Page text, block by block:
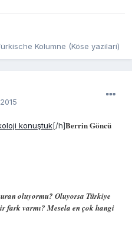
Kolumne (Köse yazilari)
konuştuk[/h]Berrin Göncü
oluyormu? Oluyorsa Türkiye
fark varmı? Mesela en çok hangi